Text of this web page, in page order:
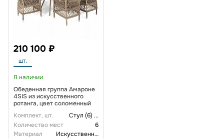
210 100 ₽
шт.
В наличии
Обеденная группа Амароне
4SIS из искусственного
ротанга, цвет соломенный
Комплект, шт.
Стул (6) ...
Количество мест
6
Материал
Искусственный ротанг